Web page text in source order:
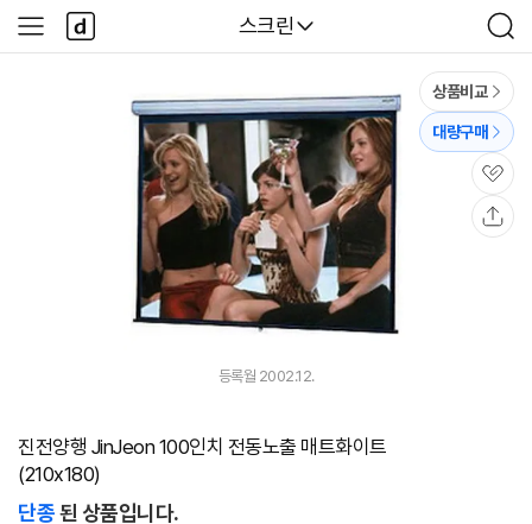
다나와
스크린
검
색
사
이
다
나
와
상품비교
대량구매
관
심
등록월 2002.12.
진전양행 JinJeon 100인치 전동노출 매트화이트
(210x180)
단종된 상품입니다.